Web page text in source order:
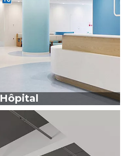
Hôpital